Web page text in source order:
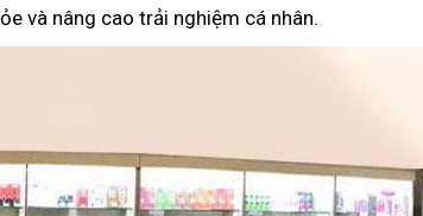
và nâng cao trải nghiệm cá nhân.